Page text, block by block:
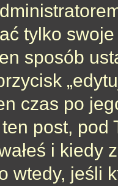
tylko
sposób
czas po
post,
i kiedy
wtedy, jeśli